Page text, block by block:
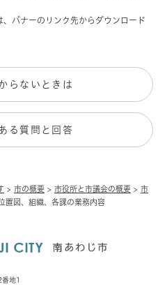
> 市の概要 > 市役所と市議会の概要 > 市
置図、組織、各課の業務内容
バナーのリンク先からダウンロード
らないときは
る質問と回答
地1